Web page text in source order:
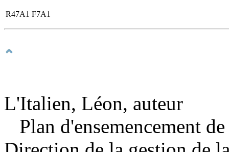
R47A1 F7A1
L'Italien, Léon, auteur
Plan d'ensemencement